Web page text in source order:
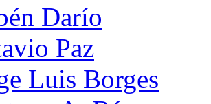
Darío
Paz
Luis Borges